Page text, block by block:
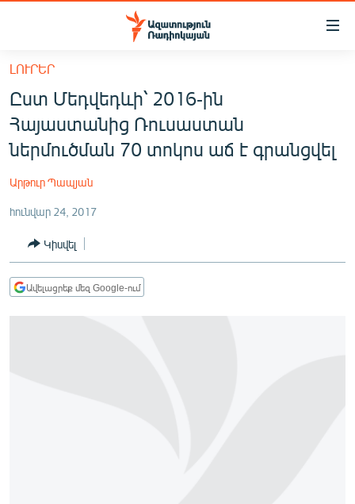
Մատչելիության
հիմնական
բովանդակությանը
Անցնել
հիմնական
մենյուին
ՔԱՂԱՔԱԿԱՆ
ՏՆՏԵՍՈՒԹՅՈՒՆ
ՂԱՐԱԲԱՂ
ԼՈՒՐԵՐ
Ըստ Մեդվեդևի՝ 2016-ին
Հայաստանից Ռուսաստան
ներմուծման 70 տոկոս աճ է գրանցվել
Արթուր Պապյան
հունվար 24, 2017
Կիսվել
Ավելացրեք մեզ Google-ում